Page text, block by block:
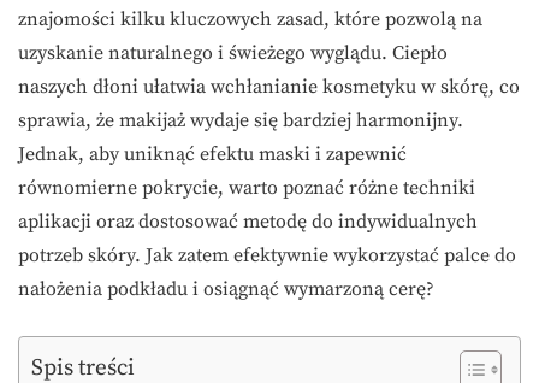
znajomości kilku kluczowych zasad, które pozwolą na
uzyskanie naturalnego i świeżego wyglądu. Ciepło
naszych dłoni ułatwia wchłanianie kosmetyku w skórę, co
sprawia, że makijaż wydaje się bardziej harmonijny.
Jednak, aby uniknąć efektu maski i zapewnić
równomierne pokrycie, warto poznać różne techniki
aplikacji oraz dostosować metodę do indywidualnych
potrzeb skóry. Jak zatem efektywnie wykorzystać palce do
nałożenia podkładu i osiągnąć wymarzoną cerę?
Spis treści